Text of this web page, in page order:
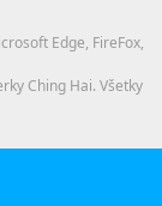
o vnitřním
Edge, FireFox,
Ching Hai. Všetky